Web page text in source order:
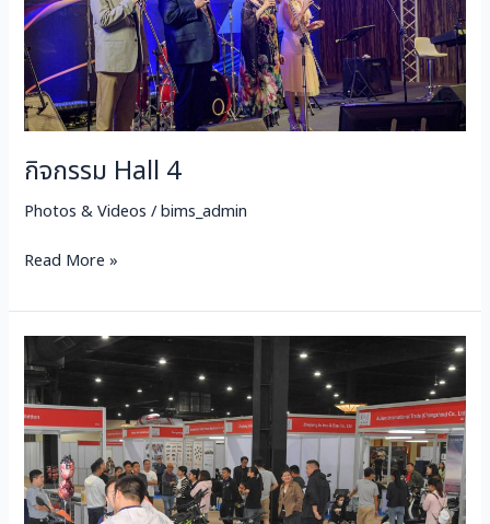
กิจกรรม Hall 4
Photos & Videos /bims_admin
Read More »
บรรยากาศ
Hall
4